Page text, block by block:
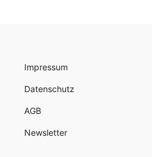
Impressum
Datenschutz
AGB
Newsletter